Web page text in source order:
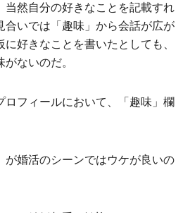
当然自分の好きなことを記載すれ
合いでは「趣味」から会話が広が
好きなことを書いたとしても、
ないのだ。
ロフィールにおいて、「趣味」欄
が婚活のシーンではウケが良いの